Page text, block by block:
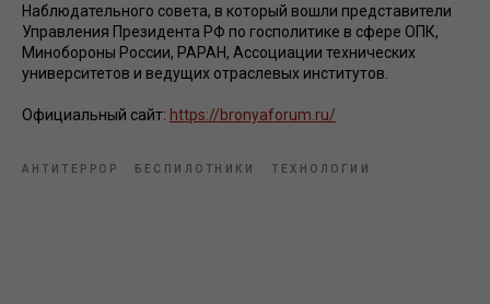
Наблюдательного совета, в который вошли представители
Управления Президента РФ по госполитике в сфере ОПК,
Минобороны России, РАРАН, Ассоциации технических
университетов и ведущих отраслевых институтов.
Официальный сайт: https://bronyaforum.ru/
АНТИТЕРРОР БЕСПИЛОТНИКИ ТЕХНОЛОГИИ